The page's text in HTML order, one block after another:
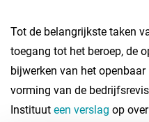
Tot de belangrijkste taken
toegang tot het beroep, de
bijwerken van het
vorming van de
Instituut een verslag op